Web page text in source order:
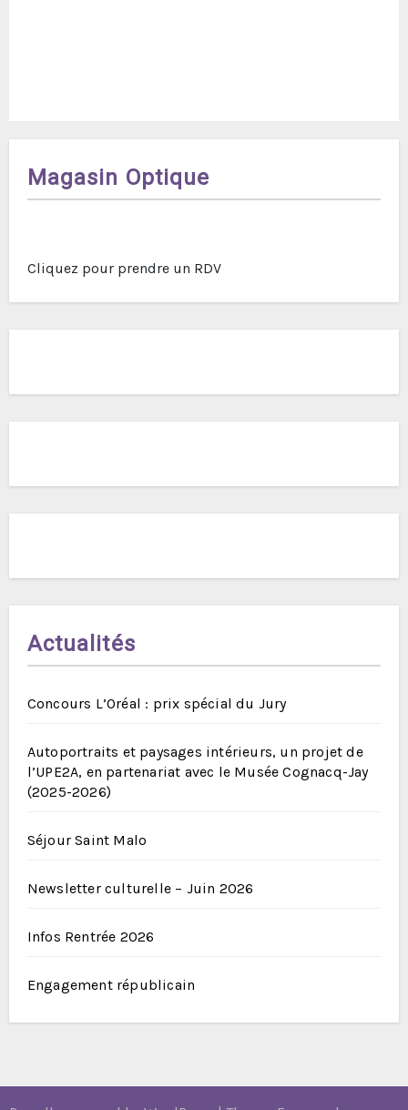
Magasin Optique
Cliquez pour prendre un RDV
Actualités
Concours L’Oréal : prix spécial du Jury
Autoportraits et paysages intérieurs, un projet de
l’UPE2A, en partenariat avec le Musée Cognacq-Jay
(2025-2026)
Séjour Saint Malo
Newsletter culturelle – Juin 2026
Infos Rentrée 2026
Engagement républicain